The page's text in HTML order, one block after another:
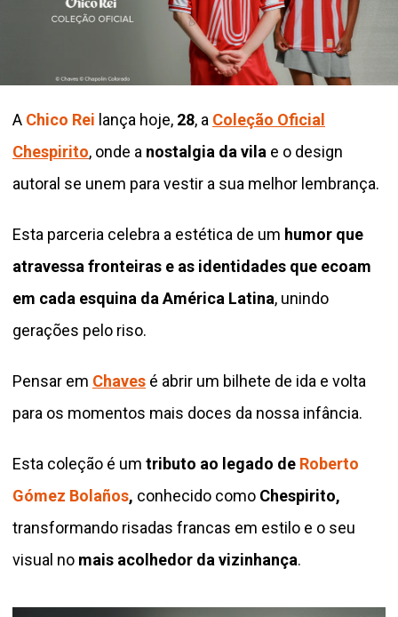
A Chico Rei lança hoje, 28, a Coleção Oficial
Chespirito, onde a nostalgia da vila e o design
autoral se unem para vestir a sua melhor lembrança.
Esta parceria celebra a estética de um humor que
atravessa fronteiras e as identidades que ecoam
em cada esquina da América Latina, unindo
gerações pelo riso.
Pensar em Chaves é abrir um bilhete de ida e volta
para os momentos mais doces da nossa infância.
Esta coleção é um tributo ao legado de Roberto
Gómez Bolaños, conhecido como Chespirito,
transformando risadas francas em estilo e o seu
visual no mais acolhedor da vizinhança.